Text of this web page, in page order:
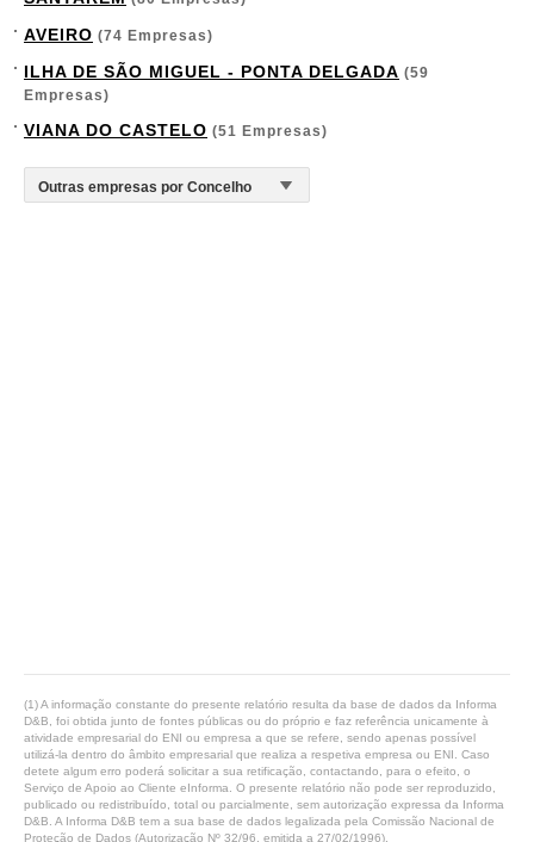
AVEIRO (74 Empresas)
ILHA DE SÃO MIGUEL - PONTA DELGADA (59
Empresas)
VIANA DO CASTELO (51 Empresas)
(1) A informação constante do presente relatório resulta da base de dados da Informa
D&B, foi obtida junto de fontes públicas ou do próprio e faz referência unicamente à
atividade empresarial do ENI ou empresa a que se refere, sendo apenas possível
utilizá-la dentro do âmbito empresarial que realiza a respetiva empresa ou ENI. Caso
detete algum erro poderá solicitar a sua retificação, contactando, para o efeito, o
Serviço de Apoio ao Cliente eInforma. O presente relatório não pode ser reproduzido,
publicado ou redistribuído, total ou parcialmente, sem autorização expressa da Informa
D&B. A Informa D&B tem a sua base de dados legalizada pela Comissão Nacional de
Proteção de Dados (Autorização Nº 32/96, emitida a 27/02/1996).